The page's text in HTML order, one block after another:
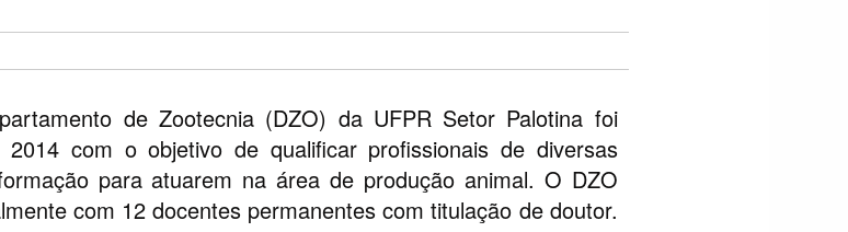
de Zootecnia (DZO) da UFPR Setor Palotina foi
2014 com o objetivo de qualificar profissionais de diversas
para atuarem na área de produção animal. O DZO
com 12 docentes permanentes com titulação de doutor.